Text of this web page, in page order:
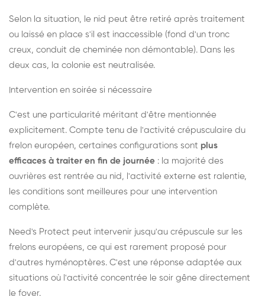
Selon la situation, le nid peut être retiré après traitement
ou laissé en place s'il est inaccessible (fond d'un tronc
creux, conduit de cheminée non démontable). Dans les
deux cas, la colonie est neutralisée.
Intervention en soirée si nécessaire
C'est une particularité méritant d'être mentionnée
explicitement. Compte tenu de l'activité crépusculaire du
frelon européen, certaines configurations sont plus
efficaces à traiter en fin de journée : la majorité des
ouvrières est rentrée au nid, l'activité externe est ralentie,
les conditions sont meilleures pour une intervention
complète.
Need's Protect peut intervenir jusqu'au crépuscule sur les
frelons européens, ce qui est rarement proposé pour
d'autres hyménoptères. C'est une réponse adaptée aux
situations où l'activité concentrée le soir gêne directement
le foyer.